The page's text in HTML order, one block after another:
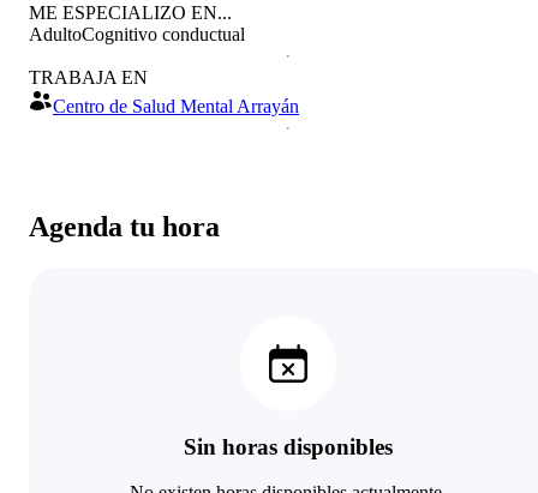
Agenda tu hora
Sin horas disponibles
ME ESPECIALIZO EN...
AdultoCognitivo conductual
TRABAJA EN
Centro de Salud Mental Arrayán